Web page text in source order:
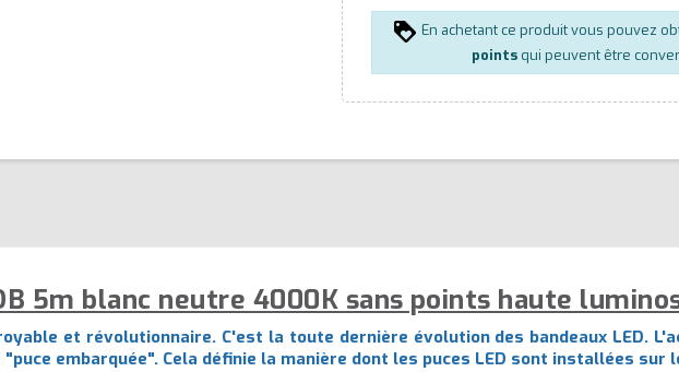
En achetant ce produit vous pouvez
pointsqui peuvent être
5m blanc neutre 4000K sans points haute
et révolutionnaire. C'est la toute dernière évolution des bandeaux LED.
embarquée". Cela définie la manière dont les puces LED sont installées sur